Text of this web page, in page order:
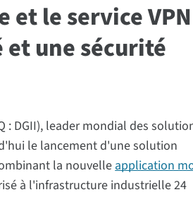
le service VPN
une sécurité
: DGII), leader mondial des
le lancement d'une solution
la nouvelleapplication
à l'infrastructure industrielle 24